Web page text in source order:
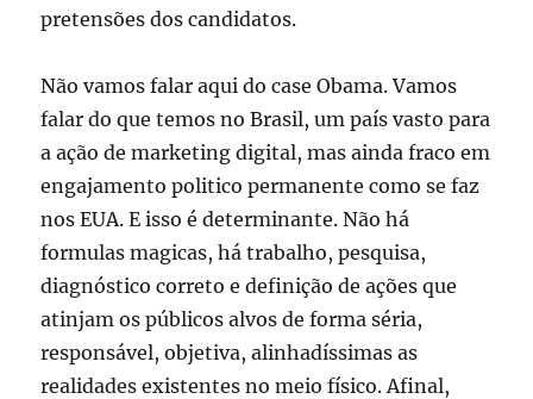
pretensões dos candidatos.
Não vamos falar aqui do case Obama. Vamos
falar do que temos no Brasil, um país vasto para
a ação de marketing digital, mas ainda fraco em
engajamento politico permanente como se faz
nos EUA. E isso é determinante. Não há
formulas magicas, há trabalho, pesquisa,
diagnóstico correto e definição de ações que
atinjam os públicos alvos de forma séria,
responsável, objetiva, alinhadíssimas as
realidades existentes no meio físico. Afinal,